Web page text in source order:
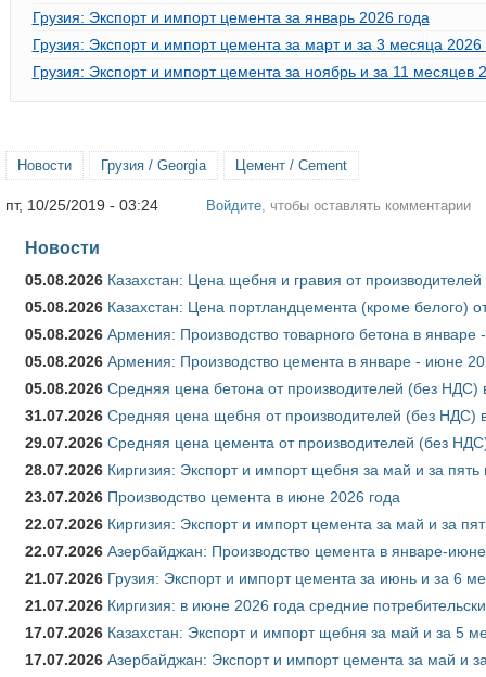
Грузия: Экспорт и импорт цемента за январь 2026 года
Грузия: Экспорт и импорт цемента за март и за 3 месяца 2026
Грузия: Экспорт и импорт цемента за ноябрь и за 11 месяцев
Новости Грузия / Georgia Цемент / Cement
пт, 10/25/2019 - 03:24 Войдите , чтобы оставлять комментарии
Новости
05.08.2026 Казахстан: Цена щебня и гравия от
05.08.2026 Казахстан: Цена портландцемента (кроме белого)
05.08.2026 Армения: Производство товарного бетона в январе
05.08.2026 Армения: Производство цемента в январе - июне
05.08.2026 Средняя цена бетона от производителей (без НДС)
31.07.2026 Средняя цена щебня от производителей (без НДС)
29.07.2026 Средняя цена цемента от производителей (без
28.07.2026 Киргизия: Экспорт и импорт щебня за май и за
23.07.2026 Производство цемента в июне 2026 года
22.07.2026 Киргизия: Экспорт и импорт цемента за май и за
22.07.2026 Азербайджан: Производство цемента в январе-
21.07.2026 Грузия: Экспорт и импорт цемента за июнь и за 6
21.07.2026 Киргизия: в июне 2026 года средние
17.07.2026 Казахстан: Экспорт и импорт щебня за май и за 5
17.07.2026 Азербайджан: Экспорт и импорт цемента за май и